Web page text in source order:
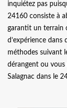
inquiétez pas
24160 consiste à
garantit un terrain
d’expérience dans
méthodes suivant
dérangent ou vous
Salagnac dans le